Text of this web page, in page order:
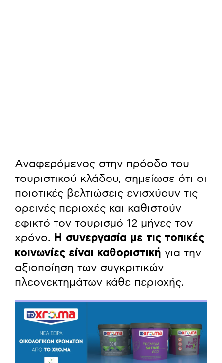
Αναφερόμενος στην πρόοδο του
τουριστικού κλάδου, σημείωσε ότι οι
ποιοτικές βελτιώσεις ενισχύουν τις
ορεινές περιοχές και καθιστούν
εφικτό τον τουρισμό 12 μήνες τον
χρόνο.
Η συνεργασία με τις τοπικές
κοινωνίες είναι καθοριστική για την
αξιοποίηση των συγκριτικών
πλεονεκτημάτων κάθε περιοχής.